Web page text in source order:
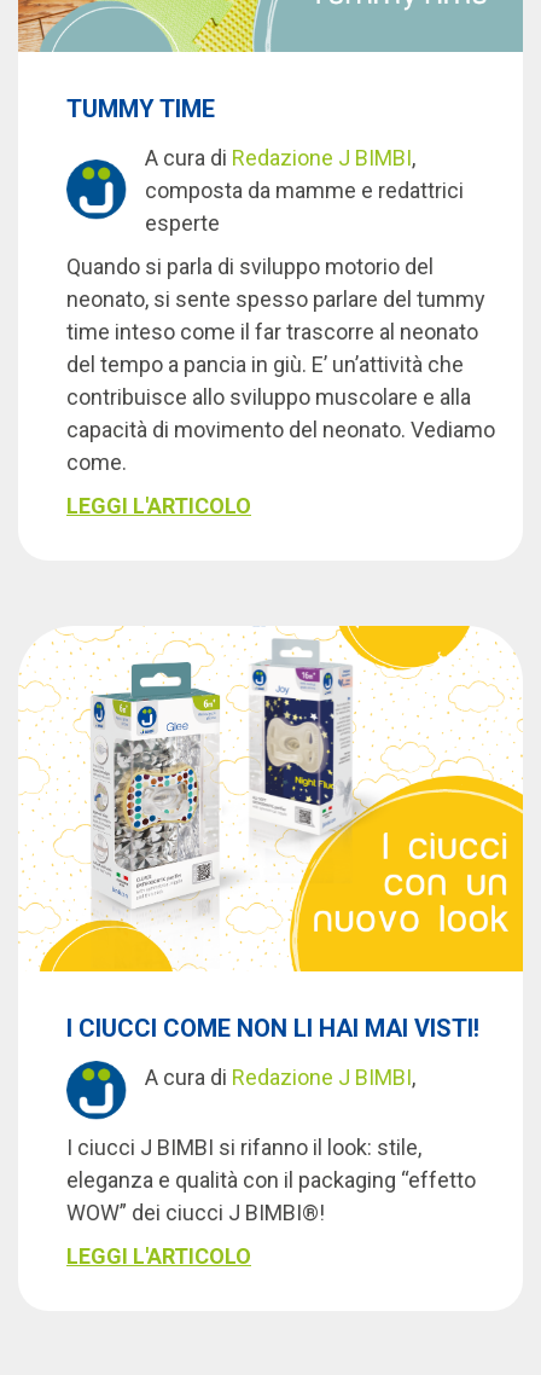
TUMMY TIME
A cura di Redazione J BIMBI,
composta da mamme e redattrici
esperte
Quando si parla di sviluppo motorio del
neonato, si sente spesso parlare del tummy
time inteso come il far trascorre al neonato
del tempo a pancia in giù. E’ un’attività che
contribuisce allo sviluppo muscolare e alla
capacità di movimento del neonato. Vediamo
come.
LEGGI L'ARTICOLO
I CIUCCI COME NON LI HAI MAI VISTI!
A cura di Redazione J BIMBI,
I ciucci J BIMBI si rifanno il look: stile,
eleganza e qualità con il packaging “effetto
WOW” dei ciucci J BIMBI®!
LEGGI L'ARTICOLO